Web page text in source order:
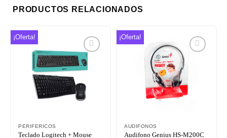
PRODUCTOS RELACIONADOS
¡Oferta!
Añadir
deseos
PERIFERICOS
Teclado Logitech + Mouse
¡Oferta!
deseos
AUDIFONOS
Audifono Genius HS-M200C